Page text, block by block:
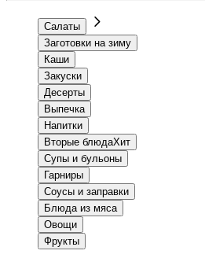
Салаты
Заготовки на зиму
Каши
Закуски
Десерты
Выпечка
Напитки
Вторые блюдаХит
Супы и бульоны
Гарниры
Соусы и заправки
Блюда из мяса
Овощи
Фрукты